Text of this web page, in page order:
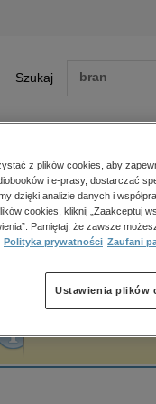
Szukaj
polityka, społeczno-
psychologiczne
popularno-naukowe
historia
główna Marcin Osuch
Osuch
z plików cookies, aby
i e-prasy, dostarczać
dzięki analizie danych i
cookies, kliknij „Zaakceptuj
Pamiętaj, że zawsze
Polityka prywatności Zaufani
Ustawienia plików